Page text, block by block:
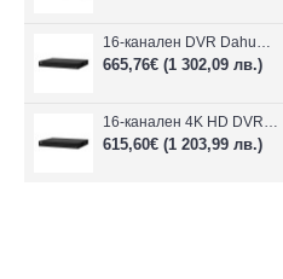
16-канален DVR Dahua XVR5216AN-4KL-I3/T + 16 IP
665,76€ (1 302,09 лв.)
16-канален 4K HD DVR Dahua XVR5116H-4KL-I3/T + 16 IP камери
615,60€ (1 203,99 лв.)